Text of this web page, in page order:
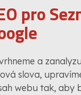
pro
a
slova,
webu tak, aby